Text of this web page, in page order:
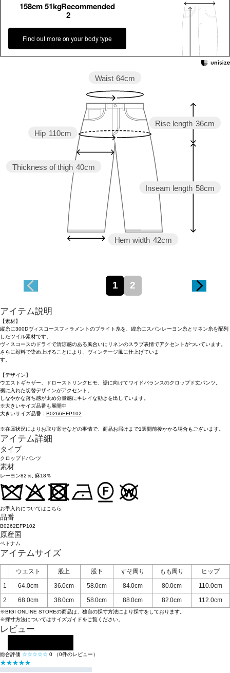
158cm 51kgRecommended
2
Find out more on your body type
Inseam length 58cm
Rise length 36cm
Hem width 42cm
Thickness of thigh 40cm
Hip 110cm
Waist 64cm
1 2
アイテム説明
【素材】
縦糸に300Dヴィスコースフィラメントのブライト糸を、緯糸にスパンレーヨン糸とリネン糸を配列
したツイル素材です。
ヴィスコースのドライで清涼感のある風合いにリネンのスラブ表情でアクセントがついています。
さらに顔料で染め上げることにより、ヴィンテージ風に仕上げていま
【デザイン】
ウエストギャザー、ドローストリングヒモ、裾に向けてワイドバランスのクロップド丈パンツ。
裾に入れた切替デザインがアクセント。
しなやかな落ち感が太め分量感にキレイな動きを出しています。
※大きいサイズ品番も展開中
大きいサイズ品番： B0266EFP102
※在庫状況によりお取り寄せなどの事情で、商品お届けまで1週間前後かかる場合もございます。
アイテム詳細
タイプ
クロップドパンツ
素材
レーヨン82％, 麻18％
お手入れについてはこちら
品番
B0262EFP102
原産国
ベトナム
アイテムサイズ
ウエスト 股上 股下 すそ周り もも周り
ヒップ
1
64.0cm 36.0cm 58.0cm 84.0cm 80.0cm
110.0cm
2
68.0cm 38.0cm 58.0cm 88.0cm 82.0cm 112.0cm
※BIGI ONLINE STOREの商品は、独自の採寸方法により採寸をしております。
※採寸方法についてはサイズガイドをご覧ください。
レビュー
総合評価 ☆☆☆☆☆ 0 （0件のレビュー）
★★★★★